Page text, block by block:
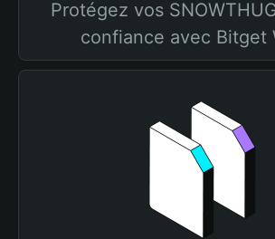
Protégez vos
confiance avec Bitget